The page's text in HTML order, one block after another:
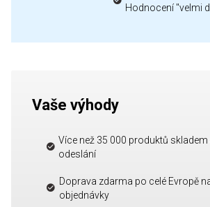
Hodnocení "velmi
Vaše výhody
Více než 35 000 produktů
odeslání
Doprava zdarma po celé Evropě
objednávky